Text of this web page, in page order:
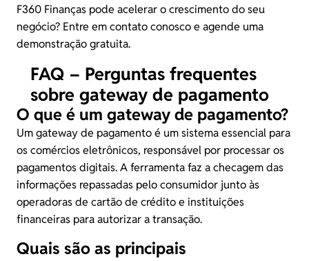
F360 Finanças pode acelerar o crescimento do seu
negócio? Entre em contato conosco e agende uma
demonstração gratuita.
FAQ – Perguntas frequentes
sobre gateway de pagamento
O que é um gateway de pagamento?
Um gateway de pagamento é um sistema essencial para
os comércios eletrônicos, responsável por processar os
pagamentos digitais. A ferramenta faz a checagem das
informações repassadas pelo consumidor junto às
operadoras de cartão de crédito e instituições
financeiras para autorizar a transação.
Quais são as principais